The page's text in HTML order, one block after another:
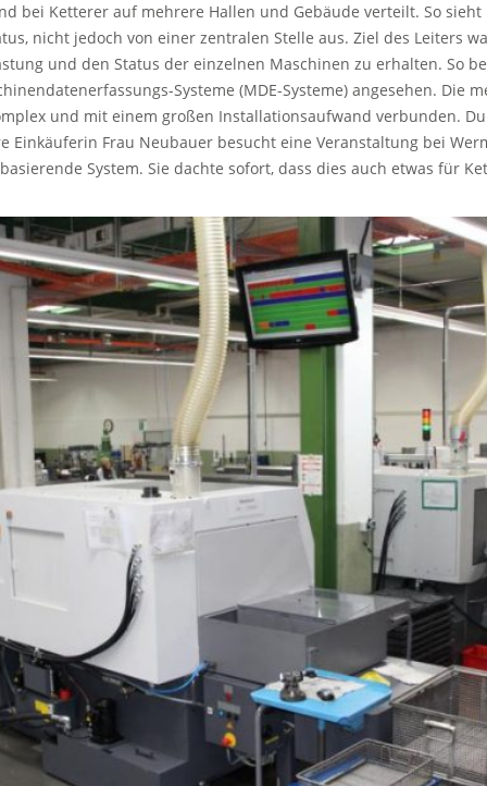
bei Ketterer auf mehrere Hallen und Gebäude verteilt. So
nicht jedoch von einer zentralen Stelle aus. Ziel des Leiters
und den Status der einzelnen Maschinen zu erhalten. So
Systeme (MDE-Systeme) angesehen. Die
und mit einem großen Installationsaufwand verbunden.
Einkäuferin Frau Neubauer besucht eine Veranstaltung bei
System. Sie dachte sofort, dass dies auch etwas für